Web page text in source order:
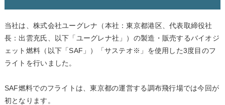
当社は、株式会社ユーグレナ（本社：東京都港区、代表取締役社
長：出雲充氏、以下「ユーグレナ社」）の製造・販売するバイオジ
ェット燃料（以下「SAF」）「サステオ※」を使用した3度目のフ
ライトを行いました。
SAF燃料でのフライトは、東京都の運営する調布飛行場では今回が
初となります。